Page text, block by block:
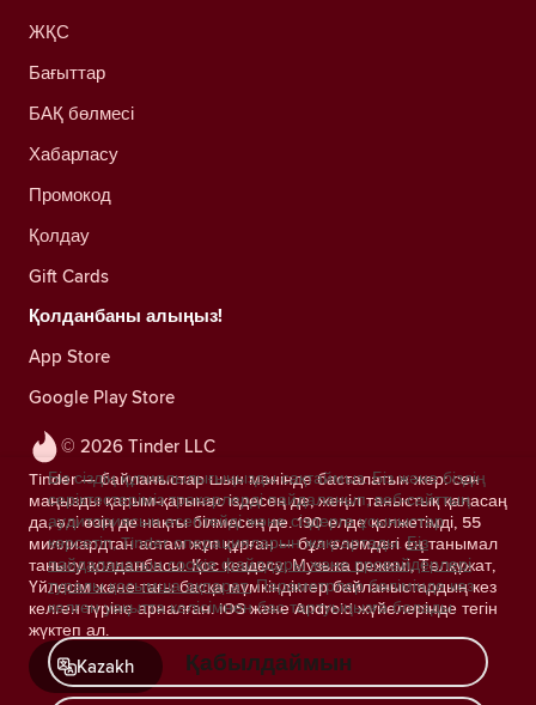
© 2026 Tinder LLC
Tinder — байланыстар шын мәнінде басталатын жер: сен
маңызды қарым-қатынас іздесең де, жеңіл таныстық қаласаң
да, әлі өзің де нақты білмесең де. 190 елде қолжетімді, 55
миллиардтан астам жұп құрған — бұл әлемдегі ең танымал
танысу қолданбасы. Қос кездесу, Музыка режимі, Төлқұжат,
Үйлесім және тағы басқа мүмкіндіктер байланыстардың кез
келген түріне арналған. iOS және Android жүйелерінде тегін
жүктеп ал.
Kazakh
ЖҚС
Бағыттар
БАҚ бөлмесі
Хабарласу
Промокод
Қолдау
Gift Cards
Қолданбаны алыңыз!
App Store
Google Play Store
Біз сіздің құпиялылығыңызды сақтаймыз. Біз және біздің
серіктестеріміз трекерлерді пайдаланып, веб-сайттың
аудиториясын есептейді және сіздерге ұсыныстар
көрсетіп, Tinder операцияларын жақсартады. Біз
пайдаланатын cookie файлдары және провайдерлері
туралы қосымша ақпарат. Параметрлер бөлімінде кез
келген уақытта келісімнен бас тартуыңызға болады.
Қабылдаймын